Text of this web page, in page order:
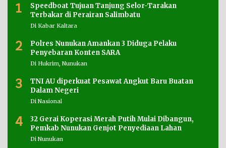
1
Speedboat Tujuan Tanjung Selor-Tarakan
Terbakar di Perairan Salimbatu
Di Kabar Kaltara
2
Polres Nunukan Amankan 3 Diduga Pelaku
Penyebaran Konten SARA
Di Hukrim, Nunukan
3
TNI AU diperkuat Pesawat Angkut Baru Buatan
Dalam Negeri
Di Nasional
4
32 Gerai Koperasi Merah Putih Mulai Dibangun,
Pemkab Nunukan Genjot Penyediaan Lahan
Di Nunukan